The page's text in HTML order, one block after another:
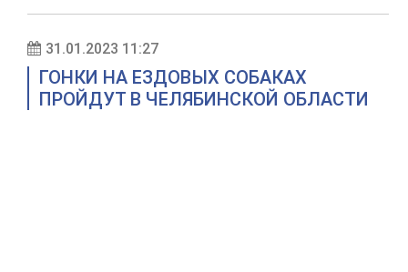
31.01.2023 11:27
ГОНКИ НА ЕЗДОВЫХ СОБАКАХ
ПРОЙДУТ В ЧЕЛЯБИНСКОЙ ОБЛАСТИ